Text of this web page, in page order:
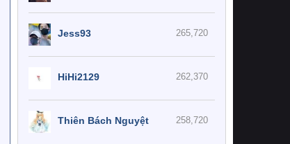
265,720
Jess93
262,370
HiHi2129
258,720
Thiên Bách Nguyệt